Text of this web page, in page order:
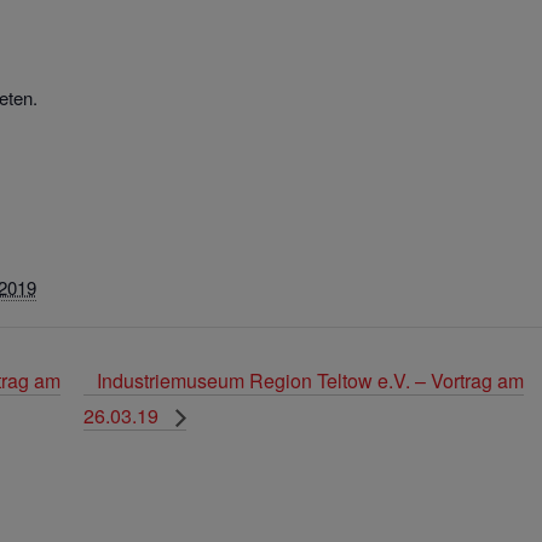
am
Industriemuseum Region Teltow e.V. – Vortrag am
26.03.19